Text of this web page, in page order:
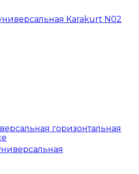
Karakurt N02
горизонтальная